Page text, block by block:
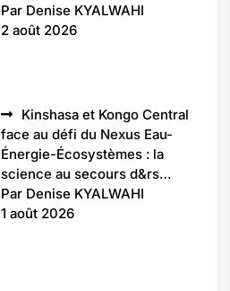
Par Denise KYALWAHI
2 août 2026
Kinshasa et Kongo Central
face au défi du Nexus Eau-
Énergie-Écosystèmes : la
science au secours d&rs…
Par Denise KYALWAHI
1 août 2026